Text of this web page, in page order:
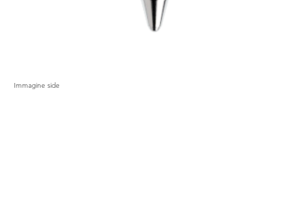
Immagine side